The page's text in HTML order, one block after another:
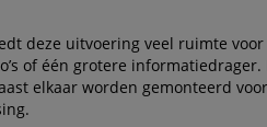
deze uitvoering veel ruimte
of één grotere informatiedrager.
elkaar worden gemonteerd